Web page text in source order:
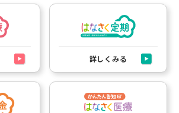
詳しくみる